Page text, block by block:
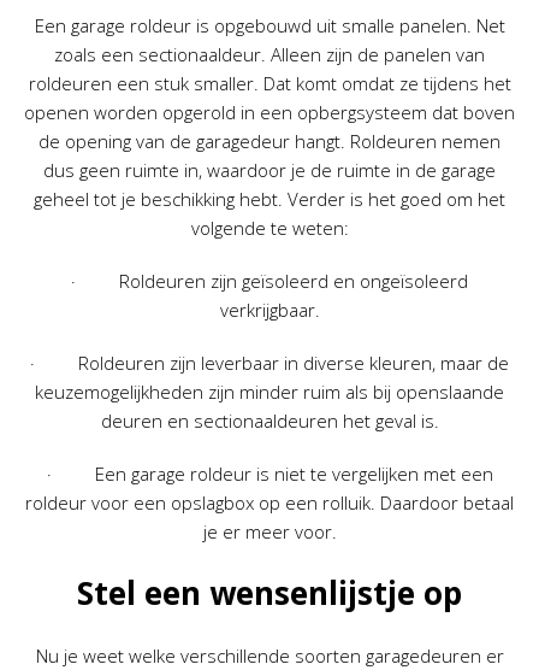
Een garage roldeur is opgebouwd uit smalle panelen. Net
zoals een sectionaaldeur. Alleen zijn de panelen van
roldeuren een stuk smaller. Dat komt omdat ze tijdens het
openen worden opgerold in een opbergsysteem dat boven
de opening van de garagedeur hangt. Roldeuren nemen
dus geen ruimte in, waardoor je de ruimte in de garage
geheel tot je beschikking hebt. Verder is het goed om het
volgende te weten:
· Roldeuren zijn geïsoleerd en ongeïsoleerd
verkrijgbaar.
· Roldeuren zijn leverbaar in diverse kleuren, maar de
keuzemogelijkheden zijn minder ruim als bij openslaande
deuren en sectionaaldeuren het geval is.
· Een garage roldeur is niet te vergelijken met een
roldeur voor een opslagbox op een rolluik. Daardoor betaal
je er meer voor.
Stel een wensenlijstje op
Nu je weet welke verschillende soorten garagedeuren er